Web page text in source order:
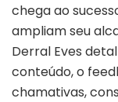
chega ao
ampliam seu
Derral Eves
conteúdo, o
chamativas,